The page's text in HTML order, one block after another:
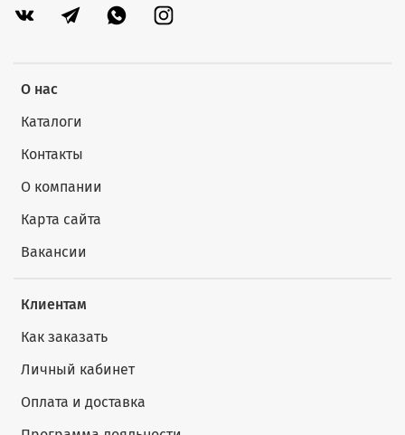
О нас
Каталоги
Контакты
О компании
Карта сайта
Вакансии
Клиентам
Как заказать
Личный кабинет
Оплата и доставка